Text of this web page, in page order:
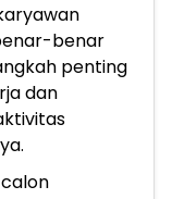
benar
penting
dan